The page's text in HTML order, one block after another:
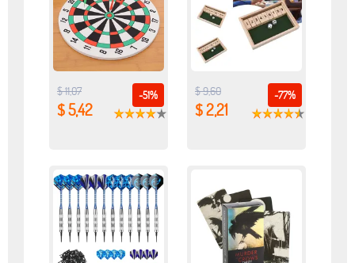
-51%
$ 11,07
$ 5,42
-77%
$ 9,60
$ 2,21